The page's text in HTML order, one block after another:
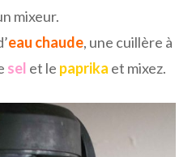
mixeur.
eau chaude, une cuillère à
sel et le paprika et mixez.